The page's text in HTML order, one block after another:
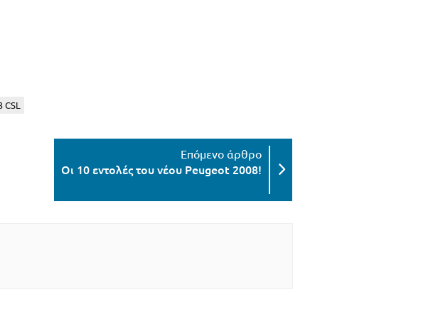
CSL
Οι 10 εντολές του νέου Peugeot 2008!